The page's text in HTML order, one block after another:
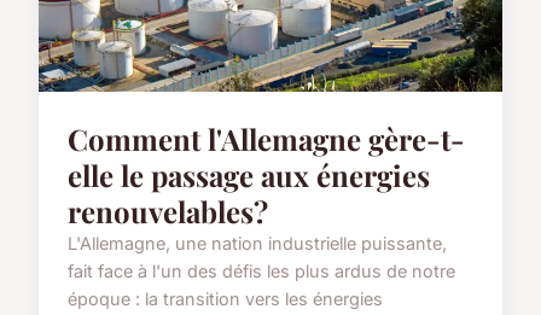
Comment l'Allemagne gère-t-
elle le passage aux énergies
renouvelables?
L'Allemagne, une nation industrielle puissante,
fait face à l'un des défis les plus ardus de notre
époque : la transition vers les énergies